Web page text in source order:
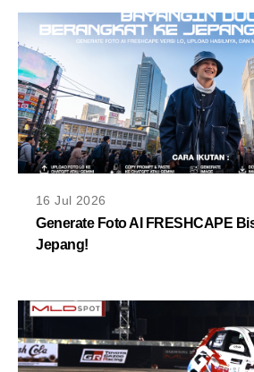
16 Jul 2026
Generate Foto AI FRESHCAPE
Jepang!